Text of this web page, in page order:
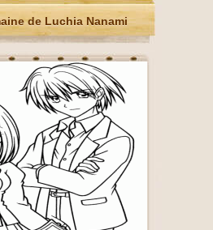
de Luchia Nanami